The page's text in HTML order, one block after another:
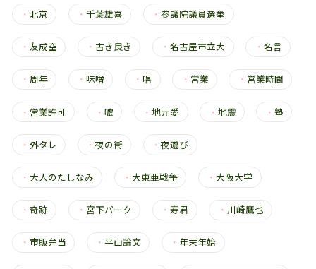
・ 北京 ・千葉雄喜 ・参議院議員選挙
・ 友成空 ・古き良き ・名古屋市立大 ・ 名言
・ 周年 ・味噌 ・唱 ・ 営業 ・ 営業時間
・ 営業許可 ・嘘 ・地元愛 ・ 地震 ・ 塾
・ 外タレ ・夜の街 ・夜遊び
・ 大人のたしなみ ・ 大東亜戦争 ・ 大阪大学
・ 奇跡 ・ 宮下パーク ・寿君 ・ 川崎鷹也
・ 市販弁当 ・平山論文 ・ 年末年始